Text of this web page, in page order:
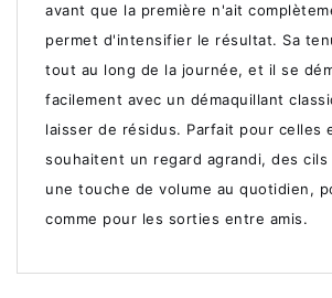
avant que la première n'ait
permet d'intensifier le résultat. Sa
tout au long de la journée, et il se
facilement avec un démaquillant
laisser de résidus. Parfait pour celles
souhaitent un regard agrandi, des
une touche de volume au quotidien,
comme pour les sorties entre amis.